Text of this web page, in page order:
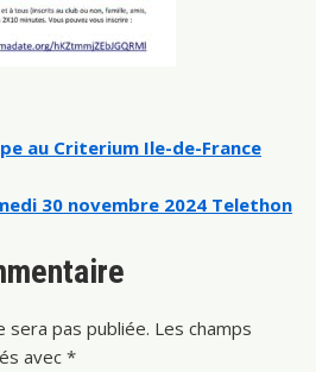
au Criterium Ile-de-France
30 novembre 2024 Telethon
sera pas publiée. Les champs
avec *